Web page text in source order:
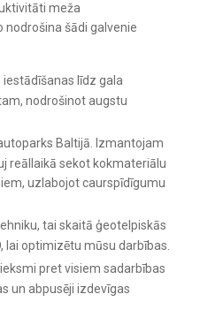
meža
nodrošina šādi galvenie
iestādīšanas līdz gala
nodrošinot augstu
Baltijā. Izmantojam
reāllaikā sekot kokmateriālu
uzlabojot caurspīdīgumu
tai skaitā ģeotelpiskās
lai optimizētu mūsu darbības.
pret visiem sadarbības
un abpusēji izdevīgas